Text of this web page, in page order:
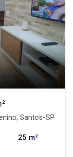
Santos-SP
25 m²